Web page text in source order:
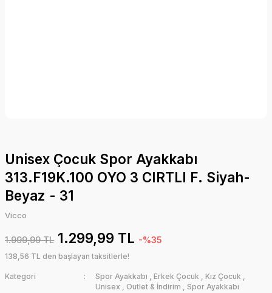
Unisex Çocuk Spor Ayakkabı
313.F19K.100 OYO 3 CIRTLI F. Siyah-
Beyaz - 31
Vicco
1.999,99 TL 1.299,99 TL -%35
138,56 TL den başlayan taksitlerle!
Kategori Spor Ayakkabı , Erkek Çocuk , Kız Çocuk ,
Unisex , Outlet & İndirim , Spor Ayakkabı